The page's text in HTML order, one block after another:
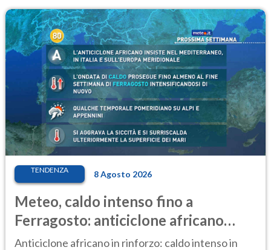
TENDENZA 8 Agosto 2026
Meteo, caldo intenso fino a
Ferragosto: anticiclone africano
ancora protagonista
Anticiclone africano in rinforzo: caldo intenso in